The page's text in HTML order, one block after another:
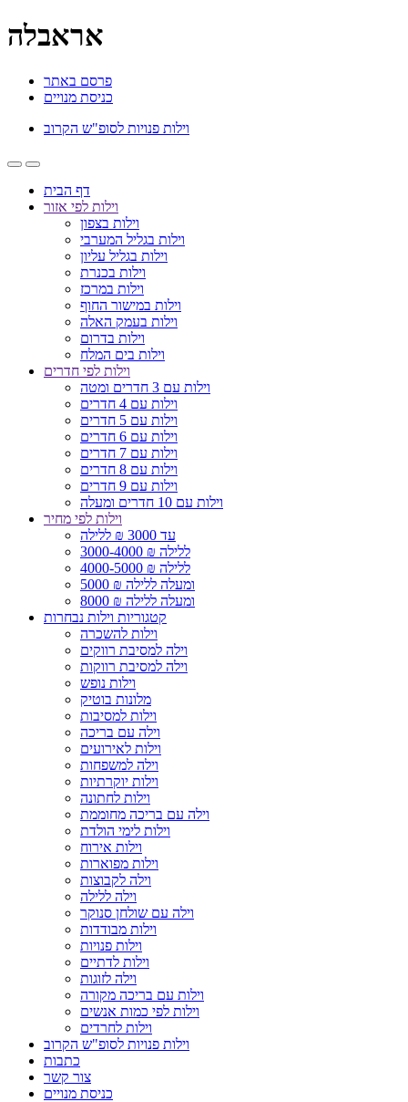
אראבלה
פרסם באתר
כניסת מנויים
וילות פנויות לסופ"ש הקרוב
דף הבית
וילות לפי אזור
וילות בצפון
וילות בגליל המערבי
וילות בגליל עליון
וילות בכנרת
וילות במרכז
וילות במישור החוף
וילות בעמק האלה
וילות בדרום
וילות בים המלח
וילות לפי חדרים
וילות עם 3 חדרים ומטה
וילות עם 4 חדרים
וילות עם 5 חדרים
וילות עם 6 חדרים
וילות עם 7 חדרים
וילות עם 8 חדרים
וילות עם 9 חדרים
וילות עם 10 חדרים ומעלה
וילות לפי מחיר
עד 3000 ₪ ללילה
3000-4000 ₪ ללילה
4000-5000 ₪ ללילה
5000 ₪ ומעלה ללילה
8000 ₪ ומעלה ללילה
קטגוריות וילות נבחרות
וילות להשכרה
וילה למסיבת רווקים
וילה למסיבת רווקות
וילות נופש
מלונות בוטיק
וילות למסיבות
וילה עם בריכה
וילות לאירועים
וילה למשפחות
וילות יוקרתיות
וילות לחתונה
וילה עם בריכה מחוממת
וילות לימי הולדת
וילות אירוח
וילות מפוארות
וילה לקבוצות
וילה ללילה
וילה עם שולחן סנוקר
וילות מבודדות
וילות פנויות
וילות לדתיים
וילה לזוגות
וילות עם בריכה מקורה
וילות לפי כמות אנשים
וילות לחרדים
וילות פנויות לסופ"ש הקרוב
כתבות
צור קשר
כניסת מנויים